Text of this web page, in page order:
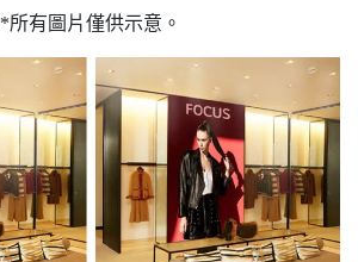
*所有圖片僅供示意。